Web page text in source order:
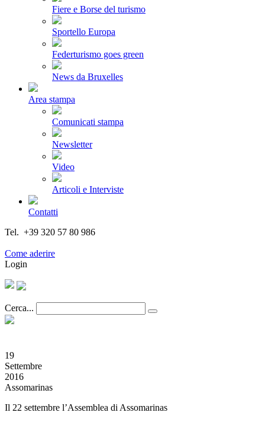
Fiere e Borse del turismo
Sportello Europa
Federturismo goes green
News da Bruxelles
Area stampa
Comunicati stampa
Newsletter
Video
Articoli e Interviste
Contatti
Tel. +39 320 57 80 986
Come aderire
Login
Cerca...
19
Settembre
2016
Assomarinas
Il 22 settembre l’Assemblea di Assomarinas